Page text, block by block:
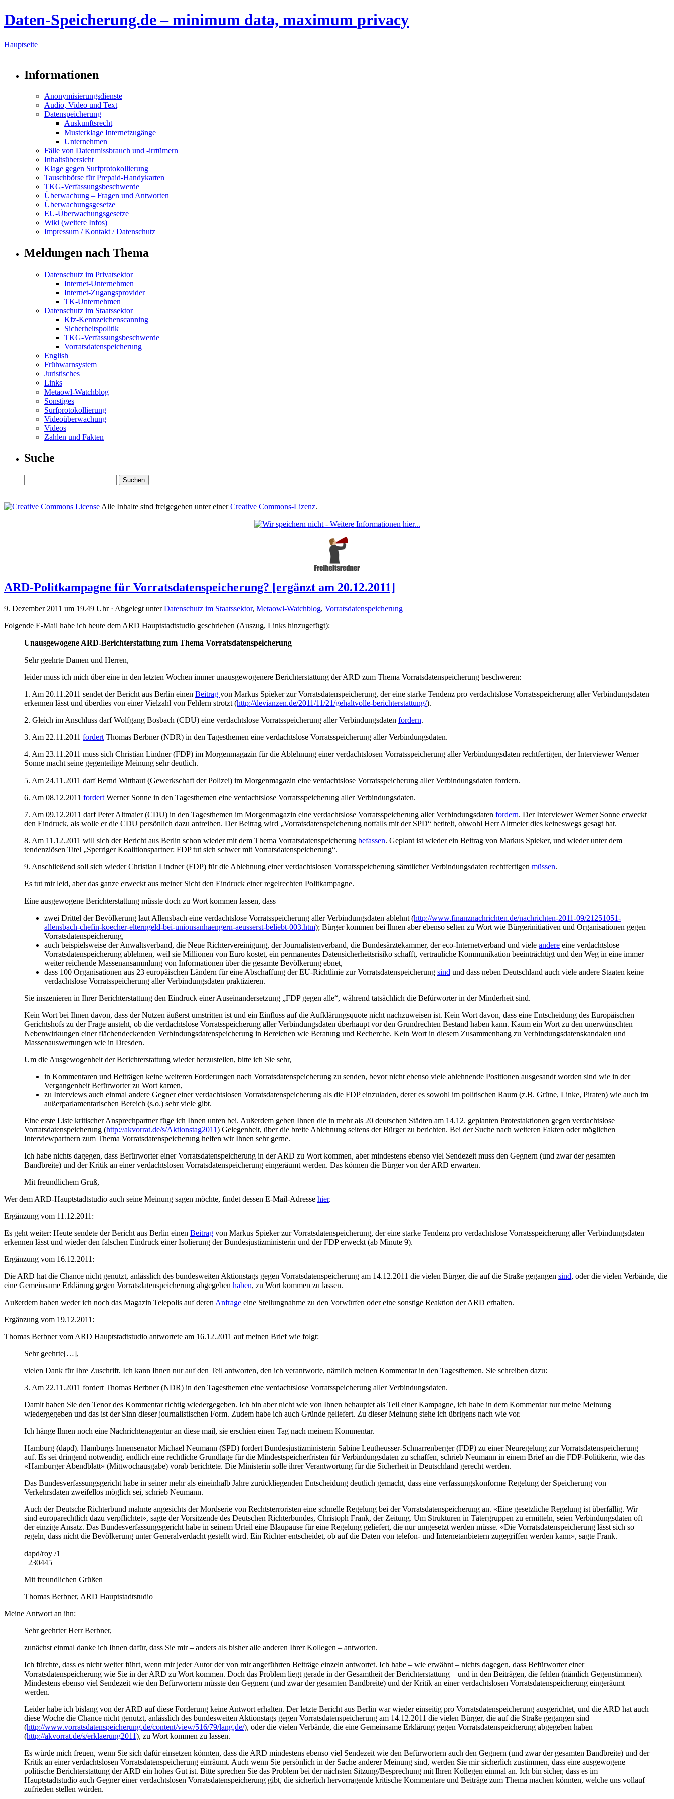
Daten-Speicherung.de – minimum data, maximum privacy
Hauptseite
Informationen
Anonymisierungsdienste
Audio, Video und Text
Datenspeicherung
Auskunftsrecht
Musterklage Internetzugänge
Unternehmen
Fälle von Datenmissbrauch und -irrtümern
Inhaltsübersicht
Klage gegen Surfprotokollierung
Tauschbörse für Prepaid-Handykarten
TKG-Verfassungsbeschwerde
Überwachung – Fragen und Antworten
Überwachungsgesetze
EU-Überwachungsgesetze
Wiki (weitere Infos)
Impressum / Kontakt / Datenschutz
Meldungen nach Thema
Datenschutz im Privatsektor
Internet-Unternehmen
Internet-Zugangsprovider
TK-Unternehmen
Datenschutz im Staatssektor
Kfz-Kennzeichenscanning
Sicherheitspolitik
TKG-Verfassungsbeschwerde
Vorratsdatenspeicherung
English
Frühwarnsystem
Juristisches
Links
Metaowl-Watchblog
Sonstiges
Surfprotokollierung
Videoüberwachung
Videos
Zahlen und Fakten
Suche
Alle Inhalte sind freigegeben unter einerCreative Commons-Lizenz.
ARD-Politkampagne für Vorratsdatenspeicherung? [ergänzt am 20.12.2011]
9. Dezember 2011 um 19.49 Uhr · Abgelegt unterDatenschutz im Staatssektor, Metaowl-Watchblog, Vorratsdatenspeicherung
Folgende E-Mail habe ich heute dem ARD Hauptstadtstudio geschrieben (Auszug, Links hinzugefügt):
Unausgewogene ARD-Berichterstattung zum Thema Vorratsdatenspeicherung
Sehr geehrte Damen und Herren,
leider muss ich mich über eine in den letzten Wochen immer unausgewogenere Berichterstattung der ARD zum Thema Vorratsdatenspeicherung beschweren:
1. Am 20.11.2011 sendet der Bericht aus Berlin einen Beitrag von Markus Spieker zur Vorratsdatenspeicherung, der eine starke Tendenz pro verdachtslose Vorratsspeicherung aller Verbindungsdaten
erkennen lässt und überdies von einer Vielzahl von Fehlern strotzt (http://devianzen.de/2011/11/21/gehaltvolle-berichterstattung/).
2. Gleich im Anschluss darf Wolfgang Bosbach (CDU) eine verdachtslose Vorratsspeicherung aller Verbindungsdaten fordern.
3. Am 22.11.2011 fordert Thomas Berbner (NDR) in den Tagesthemen eine verdachtslose Vorratsspeicherung aller Verbindungsdaten.
4. Am 23.11.2011 muss sich Christian Lindner (FDP) im Morgenmagazin für die Ablehnung einer verdachtslosen Vorratsspeicherung aller Verbindungsdaten rechtfertigen, der Interviewer Werner
Sonne macht seine gegenteilige Meinung sehr deutlich.
5. Am 24.11.2011 darf Bernd Witthaut (Gewerkschaft der Polizei) im Morgenmagazin eine verdachtslose Vorratsspeicherung aller Verbindungsdaten fordern.
6. Am 08.12.2011 fordert Werner Sonne in den Tagesthemen eine verdachtslose Vorratsspeicherung aller Verbindungsdaten.
7. Am 09.12.2011 darf Peter Altmaier (CDU) in den Tagesthemen im Morgenmagazin eine verdachtslose Vorratsspeicherung aller Verbindungsdaten fordern. Der Interviewer Werner Sonne erweckt
den Eindruck, als wolle er die CDU persönlich dazu antreiben. Der Beitrag wird „Vorratsdatenspeicherung notfalls mit der SPD“ betitelt, obwohl Herr Altmeier dies keineswegs gesagt hat.
8. Am 11.12.2011 will sich der Bericht aus Berlin schon wieder mit dem Thema Vorratsdatenspeicherung befassen. Geplant ist wieder ein Beitrag von Markus Spieker, und wieder unter dem
tendenziösen Titel „Sperriger Koalitionspartner: FDP tut sich schwer mit Vorratsdatenspeicherung“.
9. Anschließend soll sich wieder Christian Lindner (FDP) für die Ablehnung einer verdachtslosen Vorratsspeicherung sämtlicher Verbindungsdaten rechtfertigen müssen.
Es tut mir leid, aber das ganze erweckt aus meiner Sicht den Eindruck einer regelrechten Politkampagne.
Eine ausgewogene Berichterstattung müsste doch zu Wort kommen lassen, dass
zwei Drittel der Bevölkerung laut Allensbach eine verdachtslose Vorratsspeicherung aller Verbindungsdaten ablehnt (http://www.finanznachrichten.de/nachrichten-2011-09/21251051-
allensbach-chefin-koecher-elterngeld-bei-unionsanhaengern-aeusserst-beliebt-003.htm); Bürger kommen bei Ihnen aber ebenso selten zu Wort wie Bürgerinitiativen und Organisationen gegen
Vorratsdatenspeicherung,
auch beispielsweise der Anwaltsverband, die Neue Richtervereinigung, der Journalistenverband, die Bundesärztekammer, der eco-Internetverband und viele andere eine verdachtslose
Vorratsdatenspeicherung ablehnen, weil sie Millionen von Euro kostet, ein permanentes Datensicherheitsrisiko schafft, vertrauliche Kommunikation beeinträchtigt und den Weg in eine immer
weiter reichende Massenansammlung von Informationen über die gesamte Bevölkerung ebnet,
dass 100 Organisationen aus 23 europäischen Ländern für eine Abschaffung der EU-Richtlinie zur Vorratsdatenspeicherung sind und dass neben Deutschland auch viele andere Staaten keine
verdachtslose Vorratsspeicherung aller Verbindungsdaten praktizieren.
Sie inszenieren in Ihrer Berichterstattung den Eindruck einer Auseinandersetzung „FDP gegen alle“, während tatsächlich die Befürworter in der Minderheit sind.
Kein Wort bei Ihnen davon, dass der Nutzen äußerst umstritten ist und ein Einfluss auf die Aufklärungsquote nicht nachzuweisen ist. Kein Wort davon, dass eine Entscheidung des Europäischen
Gerichtshofs zu der Frage ansteht, ob die verdachtslose Vorratsspeicherung aller Verbindungsdaten überhaupt vor den Grundrechten Bestand haben kann. Kaum ein Wort zu den unerwünschten
Nebenwirkungen einer flächendeckenden Verbindungsdatenspeicherung in Bereichen wie Beratung und Recherche. Kein Wort in diesem Zusammenhang zu Verbindungsdatenskandalen und
Massenauswertungen wie in Dresden.
Um die Ausgewogenheit der Berichterstattung wieder herzustellen, bitte ich Sie sehr,
in Kommentaren und Beiträgen keine weiteren Forderungen nach Vorratsdatenspeicherung zu senden, bevor nicht ebenso viele ablehnende Positionen ausgesandt worden sind wie in der
Vergangenheit Befürworter zu Wort kamen,
zu Interviews auch einmal andere Gegner einer verdachtslosen Vorratsdatenspeicherung als die FDP einzuladen, derer es sowohl im politischen Raum (z.B. Grüne, Linke, Piraten) wie auch im
außerparlamentarischen Bereich (s.o.) sehr viele gibt.
Eine erste Liste kritischer Ansprechpartner füge ich Ihnen unten bei. Außerdem geben Ihnen die in mehr als 20 deutschen Städten am 14.12. geplanten Protestaktionen gegen verdachtslose
Vorratsdatenspeicherung (http://akvorrat.de/s/Aktionstag2011) Gelegenheit, über die breite Ablehnung seitens der Bürger zu berichten. Bei der Suche nach weiteren Fakten oder möglichen
Interviewpartnern zum Thema Vorratsdatenspeicherung helfen wir Ihnen sehr gerne.
Ich habe nichts dagegen, dass Befürworter einer Vorratsdatenspeicherung in der ARD zu Wort kommen, aber mindestens ebenso viel Sendezeit muss den Gegnern (und zwar der gesamten
Bandbreite) und der Kritik an einer verdachtslosen Vorratsdatenspeicherung eingeräumt werden. Das können die Bürger von der ARD erwarten.
Mit freundlichem Gruß,
Wer dem ARD-Hauptstadtstudio auch seine Meinung sagen möchte, findet dessen E-Mail-Adresse hier.
Ergänzung vom 11.12.2011:
Es geht weiter: Heute sendete der Bericht aus Berlin einen Beitrag von Markus Spieker zur Vorratsdatenspeicherung, der eine starke Tendenz pro verdachtslose Vorratsspeicherung aller Verbindungsdaten
erkennen lässt und wieder den falschen Eindruck einer Isolierung der Bundesjustizministerin und der FDP erweckt (ab Minute 9).
Ergänzung vom 16.12.2011:
Die ARD hat die Chance nicht genutzt, anlässlich des bundesweiten Aktionstags gegen Vorratsdatenspeicherung am 14.12.2011 die vielen Bürger, die auf die Straße gegangen sind, oder die vielen Verbände, die
eine Gemeinsame Erklärung gegen Vorratsdatenspeicherung abgegeben haben, zu Wort kommen zu lassen.
Außerdem haben weder ich noch das Magazin Telepolis auf deren Anfrage eine Stellungnahme zu den Vorwürfen oder eine sonstige Reaktion der ARD erhalten.
Ergänzung vom 19.12.2011:
Thomas Berbner vom ARD Hauptstadtstudio antwortete am 16.12.2011 auf meinen Brief wie folgt:
Sehr geehrte[…],
vielen Dank für Ihre Zuschrift. Ich kann Ihnen nur auf den Teil antworten, den ich verantworte, nämlich meinen Kommentar in den Tagesthemen. Sie schreiben dazu:
3. Am 22.11.2011 fordert Thomas Berbner (NDR) in den Tagesthemen eine verdachtslose Vorratsspeicherung aller Verbindungsdaten.
Damit haben Sie den Tenor des Kommentar richtig wiedergegeben. Ich bin aber nicht wie von Ihnen behauptet als Teil einer Kampagne, ich habe in dem Kommentar nur meine Meinung
wiedergegeben und das ist der Sinn dieser journalistischen Form. Zudem habe ich auch Gründe geliefert. Zu dieser Meinung stehe ich übrigens nach wie vor.
Ich hänge Ihnen noch eine Nachrichtenagentur an diese mail, sie erschien einen Tag nach meinem Kommentar.
Hamburg (dapd). Hamburgs Innensenator Michael Neumann (SPD) fordert Bundesjustizministerin Sabine Leutheusser-Schnarrenberger (FDP) zu einer Neuregelung zur Vorratsdatenspeicherung
auf. Es sei dringend notwendig, endlich eine rechtliche Grundlage für die Mindestspeicherfristen für Verbindungsdaten zu schaffen, schrieb Neumann in einem Brief an die FDP-Politikerin, wie das
«Hamburger Abendblatt» (Mittwochausgabe) vorab berichtete. Die Ministerin solle ihrer Verantwortung für die Sicherheit in Deutschland gerecht werden.
Das Bundesverfassungsgericht habe in seiner mehr als eineinhalb Jahre zurückliegenden Entscheidung deutlich gemacht, dass eine verfassungskonforme Regelung der Speicherung von
Verkehrsdaten zweifellos möglich sei, schrieb Neumann.
Auch der Deutsche Richterbund mahnte angesichts der Mordserie von Rechtsterroristen eine schnelle Regelung bei der Vorratsdatenspeicherung an. «Eine gesetzliche Regelung ist überfällig. Wir
sind europarechtlich dazu verpflichtet», sagte der Vorsitzende des Deutschen Richterbundes, Christoph Frank, der Zeitung. Um Strukturen in Tätergruppen zu ermitteln, seien Verbindungsdaten oft
der einzige Ansatz. Das Bundesverfassungsgericht habe in seinem Urteil eine Blaupause für eine Regelung geliefert, die nur umgesetzt werden müsse. «Die Vorratsdatenspeicherung lässt sich so
regeln, dass nicht die Bevölkerung unter Generalverdacht gestellt wird. Ein Richter entscheidet, ob auf die Daten von telefon- und Internetanbietern zugegriffen werden kann», sagte Frank.
dapd/roy /1
_230445
Mit freundlichen Grüßen
Thomas Berbner, ARD Hauptstadtstudio
Meine Antwort an ihn:
Sehr geehrter Herr Berbner,
zunächst einmal danke ich Ihnen dafür, dass Sie mir – anders als bisher alle anderen Ihrer Kollegen – antworten.
Ich fürchte, dass es nicht weiter führt, wenn mir jeder Autor der von mir angeführten Beiträge einzeln antwortet. Ich habe – wie erwähnt – nichts dagegen, dass Befürworter einer
Vorratsdatenspeicherung wie Sie in der ARD zu Wort kommen. Doch das Problem liegt gerade in der Gesamtheit der Berichterstattung – und in den Beiträgen, die fehlen (nämlich Gegenstimmen).
Mindestens ebenso viel Sendezeit wie den Befürwortern müsste den Gegnern (und zwar der gesamten Bandbreite) und der Kritik an einer verdachtslosen Vorratsdatenspeicherung eingeräumt
werden.
Leider habe ich bislang von der ARD auf diese Forderung keine Antwort erhalten. Der letzte Bericht aus Berlin war wieder einseitig pro Vorratsdatenspeicherung ausgerichtet, und die ARD hat auch
diese Woche die Chance nicht genutzt, anlässlich des bundesweiten Aktionstags gegen Vorratsdatenspeicherung am 14.12.2011 die vielen Bürger, die auf die Straße gegangen sind
(http://www.vorratsdatenspeicherung.de/content/view/516/79/lang,de/), oder die vielen Verbände, die eine Gemeinsame Erklärung gegen Vorratsdatenspeicherung abgegeben haben
(http://akvorrat.de/s/erklaerung2011), zu Wort kommen zu lassen.
Es würde mich freuen, wenn Sie sich dafür einsetzen könnten, dass die ARD mindestens ebenso viel Sendezeit wie den Befürwortern auch den Gegnern (und zwar der gesamten Bandbreite) und der
Kritik an einer verdachtslosen Vorratsdatenspeicherung einräumt. Auch wenn Sie persönlich in der Sache anderer Meinung sind, werden Sie mir sicherlich zustimmen, dass eine ausgewogene
politische Berichterstattung der ARD ein hohes Gut ist. Bitte sprechen Sie das Problem bei der nächsten Sitzung/Besprechung mit Ihren Kollegen einmal an. Ich bin sicher, dass es im
Hauptstadtstudio auch Gegner einer verdachtslosen Vorratsdatenspeicherung gibt, die sicherlich hervorragende kritische Kommentare und Beiträge zum Thema machen könnten, welche uns vollauf
zufrieden stellen würden.